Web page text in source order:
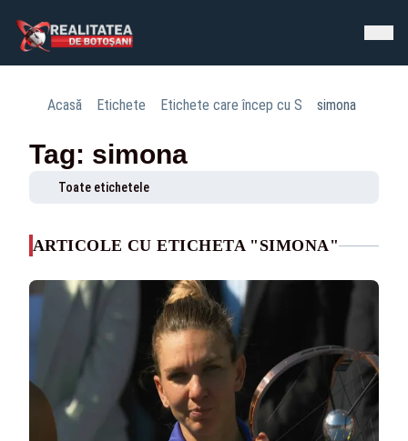
Acasă Etichete Etichete care încep cu S simona
Tag: simona
Toate etichetele
ARTICOLE CU ETICHETA "SIMONA"